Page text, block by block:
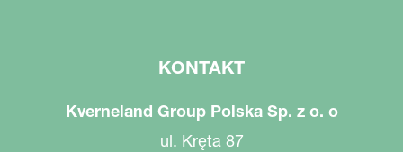
KONTAKT
Kverneland Group Polska Sp. z o. o
ul. Kręta 87